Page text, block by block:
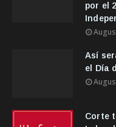
por el
Así
el Día
Corte